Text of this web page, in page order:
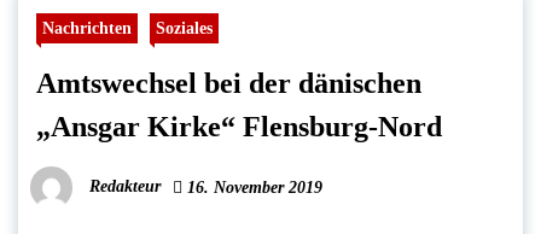
Nachrichten Soziales
Amtswechsel bei der dänischen
„Ansgar Kirke“ Flensburg-Nord
Redakteur 16. November 2019